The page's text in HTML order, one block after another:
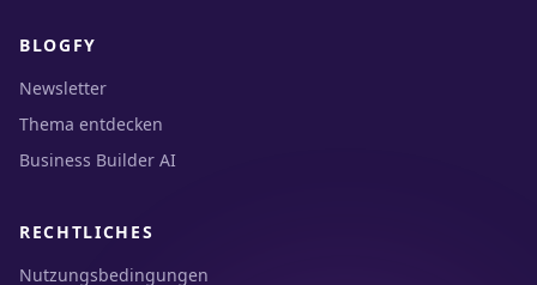
BLOGFY
Newsletter
Thema entdecken
Business Builder AI
RECHTLICHES
Nutzungsbedingungen